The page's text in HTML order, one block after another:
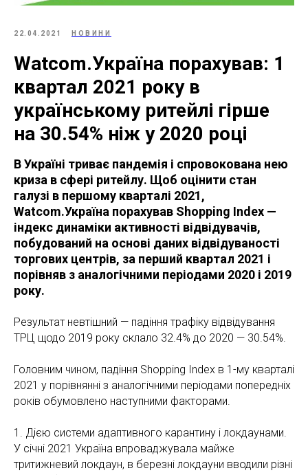
22.04.2021 НОВИНИ
Watcom.Україна порахував: 1
квартал 2021 року в
українському ритейлі гірше
на 30.54% ніж у 2020 році
В Україні триває пандемія і спровокована нею
криза в сфері ритейлу. Щоб оцінити стан
галузі в першому кварталі 2021,
Watcom.Україна порахував Shopping Index —
індекс динаміки активності відвідувачів,
побудований на основі даних відвідуваності
торгових центрів, за перший квартал 2021 і
порівняв з аналогічними періодами 2020 і 2019
року.
Результат невтішний — падіння трафіку відвідування
ТРЦ щодо 2019 року склало 32.4% до 2020 — 30.54%.
Головним чином, падіння Shopping Index в 1-му кварталі
2021 у порівнянні з аналогічними періодами попередніх
років обумовлено наступними факторами.
1. Дією системи адаптивного карантину і локдаунами.
У січні 2021 Україна впроваджувала майже
тритижневий локдаун, в березні локдауни вводили різні